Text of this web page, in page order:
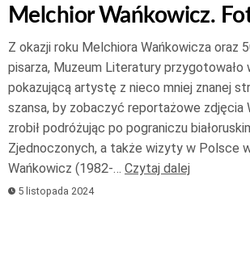
Melchior Wańkowicz.
Z okazji roku Melchiora Wańkowicza oraz
pisarza, Muzeum Literatury przygotowało
pokazującą artystę z nieco mniej znanej
szansa, by zobaczyć reportażowe zdjęcia
zrobił podróżując po pograniczu
Zjednoczonych, a także wizyty w Polsce
Wańkowicz (1982-… Czytaj dalej
5 listopada 2024